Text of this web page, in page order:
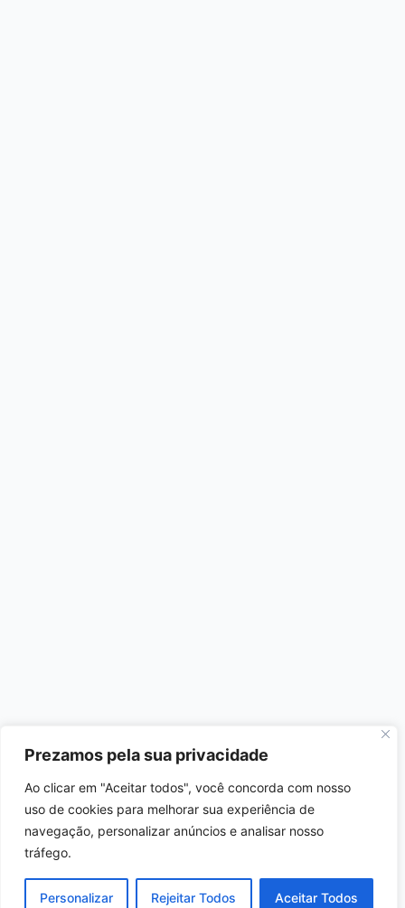
Prezamos pela sua privacidade
Ao clicar em "Aceitar todos", você concorda com nosso
uso de cookies para melhorar sua experiência de
navegação, personalizar anúncios e analisar nosso
tráfego.
Personalizar Rejeitar Todos Aceitar Todos